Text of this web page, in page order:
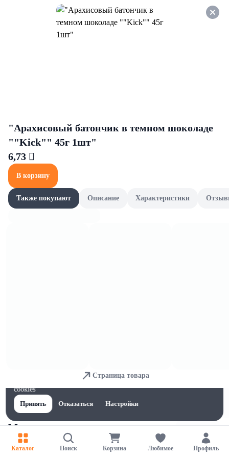
Оформляйте заказ НА
САМОВЫВОЗ и получайте
СКИДКУ 7%
Морепродукты солено-сушеные
Каталог Поиск Корзина Любимое Профиль
Для обеспечения удобства пользователей сайта используются
cookies
Принять
Отказаться Настройки
"Арахисовый батончик в темном шоколаде
""Kick"" 45г 1шт"
6,73 
В корзину
Также покупают Описание Характеристики
Страница товара